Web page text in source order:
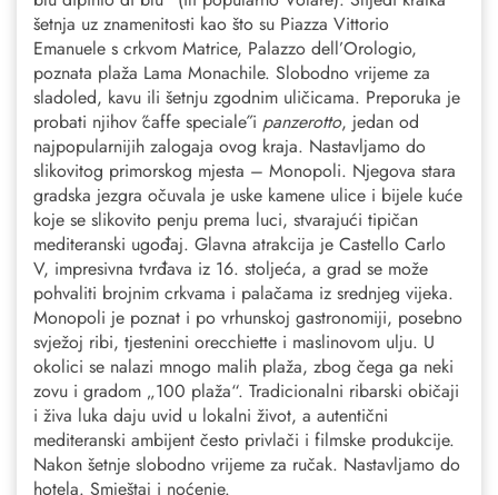
šetnja uz znamenitosti kao što su Piazza Vittorio
Emanuele s crkvom Matrice, Palazzo dell’Orologio,
poznata plaža Lama Monachile. Slobodno vrijeme za
sladoled, kavu ili šetnju zgodnim uličicama. Preporuka je
probati njihov ˝caffe speciale˝ i panzerotto, jedan od
najpopularnijih zalogaja ovog kraja. Nastavljamo do
slikovitog primorskog mjesta – Monopoli. Njegova stara
gradska jezgra očuvala je uske kamene ulice i bijele kuće
koje se slikovito penju prema luci, stvarajući tipičan
mediteranski ugođaj. Glavna atrakcija je Castello Carlo
V, impresivna tvrđava iz 16. stoljeća, a grad se može
pohvaliti brojnim crkvama i palačama iz srednjeg vijeka.
Monopoli je poznat i po vrhunskoj gastronomiji, posebno
svježoj ribi, tjestenini orecchiette i maslinovom ulju. U
okolici se nalazi mnogo malih plaža, zbog čega ga neki
zovu i gradom „100 plaža“. Tradicionalni ribarski običaji
i živa luka daju uvid u lokalni život, a autentični
mediteranski ambijent često privlači i filmske produkcije.
Nakon šetnje slobodno vrijeme za ručak. Nastavljamo do
hotela. Smještaj i noćenje.